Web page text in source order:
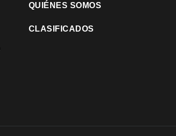
QUIÉNES SOMOS
CLASIFICADOS